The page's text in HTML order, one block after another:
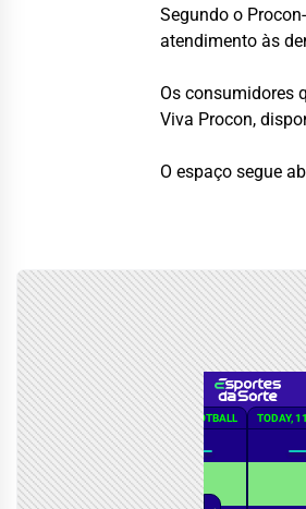
Segundo o
atendimento às
Os consumidores
Viva Procon,
O espaço segue